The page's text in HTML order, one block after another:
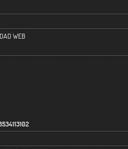
WEB